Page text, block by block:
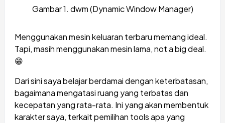
Gambar 1. dwm (Dynamic Window Manager)
Menggunakan mesin keluaran terbaru memang ideal.
Tapi, masih menggunakan mesin lama, not a big deal.
😁
Dari sini saya belajar berdamai dengan keterbatasan,
bagaimana mengatasi ruang yang terbatas dan
kecepatan yang rata-rata. Ini yang akan membentuk
karakter saya, terkait pemilihan tools apa yang